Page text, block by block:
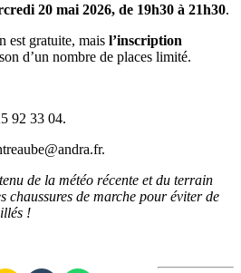
20 mai 2026, de 19h30 à 21h30.
est gratuite, mais l’inscription
d’un nombre de places limité.
92 33 04.
de la météo récente et du terrain
chaussures de marche pour éviter de
!